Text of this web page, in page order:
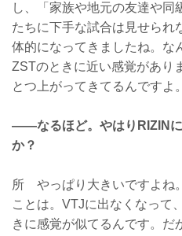
し、「家族や地元の友達や同
たちに下手な試合は見せられ
体的になってきましたね。な
ZSTのときに近い感覚があり
とつ上がってきてるんですよ。
——なるほど。やはりRIZIN
か？
所 やっぱり大きいですよね
ことは。VTJに出なくなって
きに感覚が似てるんです。だ